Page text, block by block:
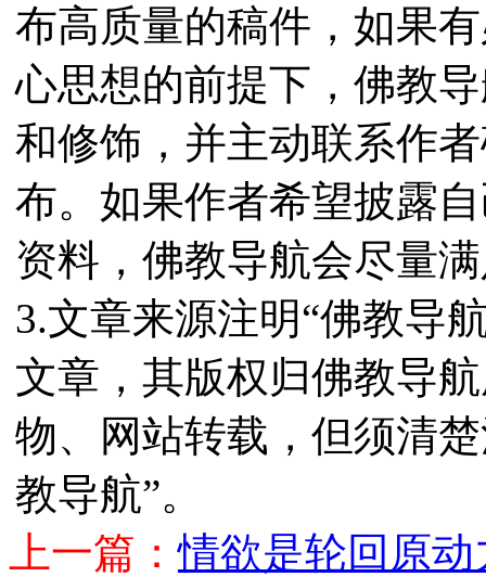
布高质量的稿件，如果
心思想的前提下，佛教
和修饰，并主动联系作
布。如果作者希望披露
资料，佛教导航会尽量
3.文章来源注明“佛教导
文章，其版权归佛教导
物、网站转载，但须清
教导航”。
上一篇：情欲是轮回原